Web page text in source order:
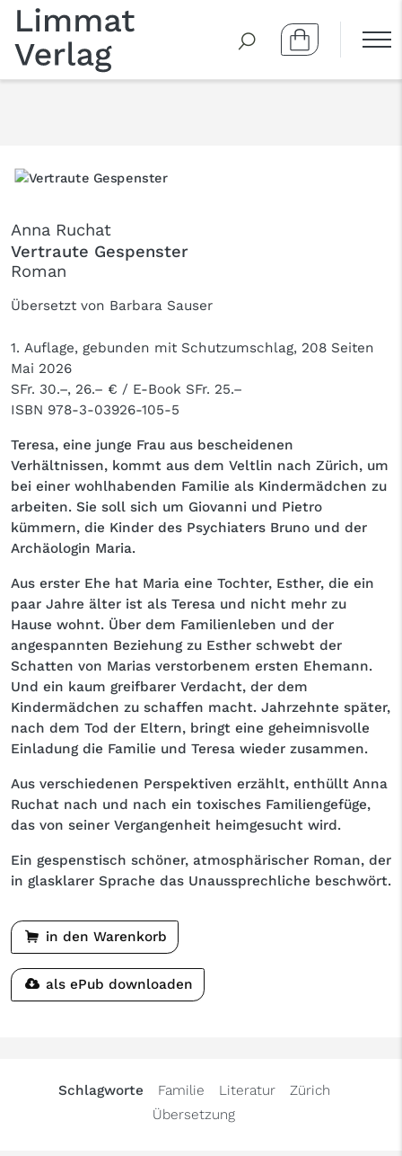
Anna Ruchat
Vertraute Gespenster
Roman
Übersetzt von Barbara Sauser
1. Auflage, gebunden mit Schutzumschlag, 208 Seiten
Mai 2026
SFr. 30.–, 26.– € / E-Book SFr. 25.–
ISBN 978-3-03926-105-5
Teresa, eine junge Frau aus bescheidenen
Verhältnissen, kommt aus dem Veltlin nach Zürich, um
bei einer wohlhabenden Familie als Kindermädchen zu
arbeiten. Sie soll sich um Giovanni und Pietro
kümmern, die Kinder des Psychiaters Bruno und der
Archäologin Maria.
Aus erster Ehe hat Maria eine Tochter, Esther, die ein
paar Jahre älter ist als Teresa und nicht mehr zu
Hause wohnt. Über dem Familienleben und der
angespannten Beziehung zu Esther schwebt der
Schatten von Marias verstorbenem ersten Ehemann.
Und ein kaum greifbarer Verdacht, der dem
Kindermädchen zu schaffen macht. Jahrzehnte später,
nach dem Tod der Eltern, bringt eine geheimnisvolle
Einladung die Familie und Teresa wieder zusammen.
Aus verschiedenen Perspektiven erzählt, enthüllt Anna
Ruchat nach und nach ein toxisches Familiengefüge,
das von seiner Vergangenheit heimgesucht wird.
Ein gespenstisch schöner, atmosphärischer Roman, der
in glasklarer Sprache das Unaussprechliche beschwört.
in den Warenkorb
als ePub downloaden
Schlagworte Familie Literatur
Zürich
Übersetzung